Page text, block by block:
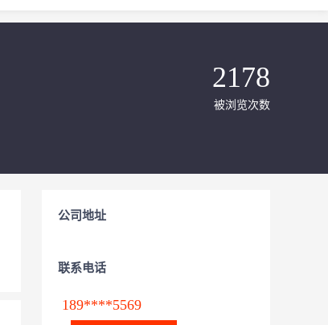
2178
被浏览次数
公司地址
联系电话
189****5569